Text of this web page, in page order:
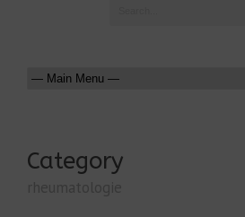
Category